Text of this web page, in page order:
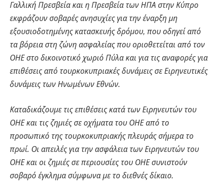
Γαλλική Πρεσβεία και η Πρεσβεία των ΗΠΑ στην Κύπρο
εκφράζουν σοβαρές ανησυχίες για την έναρξη μη
εξουσιοδοτημένης κατασκευής δρόμου, που οδηγεί από
τα βόρεια στη ζώνη ασφαλείας που οριοθετείται από τον
ΟΗΕ στο δικοινοτικό χωριό Πύλα και για τις αναφορές για
επιθέσεις από τουρκοκυπριακές δυνάμεις σε Ειρηνευτικές
δυνάμεις των Ηνωμένων Εθνών.
Καταδικάζουμε τις επιθέσεις κατά των Ειρηνευτών του
ΟΗΕ και τις ζημιές σε οχήματα του ΟΗΕ από το
προσωπικό της τουρκοκυπριακής πλευράς σήμερα το
πρωί. Οι απειλές για την ασφάλεια των Ειρηνευτών του
ΟΗΕ και οι ζημιές σε περιουσίες του ΟΗΕ συνιστούν
σοβαρό έγκλημα σύμφωνα με το διεθνές δίκαιο.